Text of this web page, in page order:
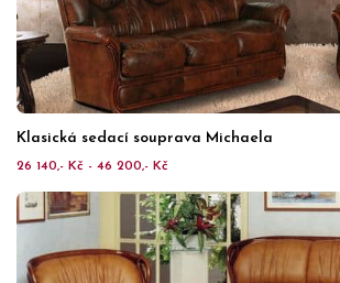
Klasická sedací souprava Michaela
26 140,- Kč - 46 200,- Kč